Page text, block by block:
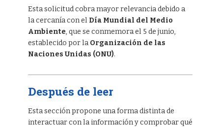
Esta solicitud cobra mayor relevancia debido a
la cercanía con el Día Mundial del Medio
Ambiente, que se conmemora el 5 de junio,
establecido por la Organización de las
Naciones Unidas (ONU).
Después de leer
Esta sección propone una forma distinta de
interactuar con la información y comprobar qué